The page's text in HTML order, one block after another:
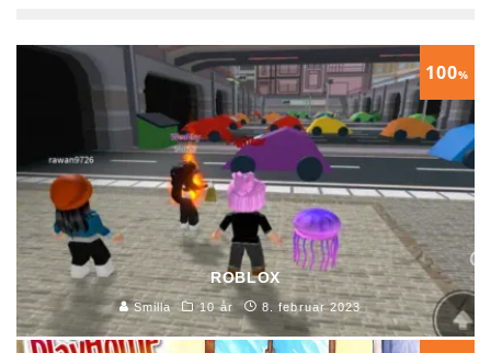
100%
ROBLOX
Smilla 10 år 8. februar 2023